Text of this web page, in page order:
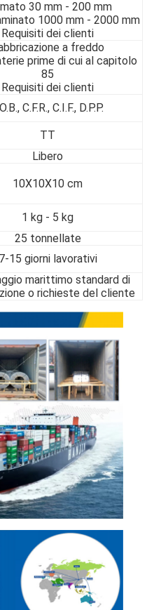
acciaio inossidabile
di acciaio inossidabile
acciaio inossidabile
di acciaio inossidabile
304
304
316L
316L
inossidabile
decorativi
30 mm - 200 mm
1000 mm - 2000 mm
Requisiti dei clienti
a freddo
prime di cui al capitolo
85
Requisiti dei clienti
C.F.R., C.I.F., D.P.P.
TT
Libero
10X10X10 cm
1 kg - 5 kg
25 tonnellate
7-15 giorni lavorativi
marittimo standard di
o richieste del cliente